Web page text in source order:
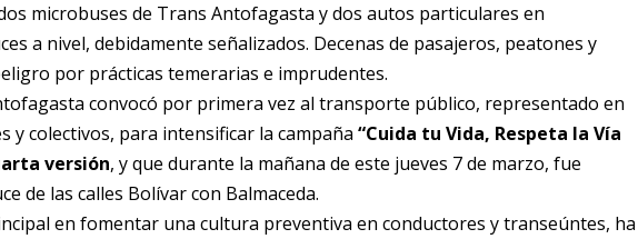
microbuses de Trans Antofagasta y dos autos particulares en
a nivel, debidamente señalizados. Decenas de pasajeros, peatones y
por prácticas temerarias e imprudentes.
convocó por primera vez al transporte público, representado en
y colectivos, para intensificar la campaña “Cuida tu Vida, Respeta la Vía
versión, y que durante la mañana de este jueves 7 de marzo, fue
de las calles Bolívar con Balmaceda.
en fomentar una cultura preventiva en conductores y transeúntes, ha